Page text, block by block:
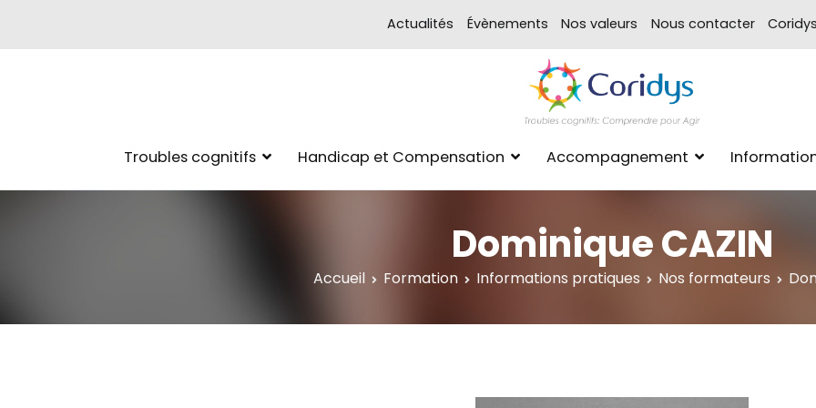
Actualités Évènements Nos valeurs Nous contacter
xpertise
Troubles cognitifs Handicap et Compensation Accompagnement
Dominique CAZIN
Accueil Formation Informations pratiques Nos formateurs